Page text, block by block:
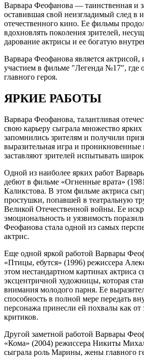
Варвара Феофанова — таинственная и
оставившая свой неизгладимый след в
отечественного кино. Ее фильмы
вдохновлять поколения зрителей,
дарование актрисы и ее богатую
Варвара Феофанова является актрисой,
участием в фильме "Легенда №17", где
главного героя.
ЯРКИЕ РАБОТЫ
Варвара Феофанова, талантливая
свою карьеру сыграла множество
запомнились зрителям и получили
выразительная игра и проникновенные
заставляют зрителей испытывать
Одной из наиболее ярких работ
дебют в фильме «Огненные врата»
Каликстова. В этом фильме актриса
простушки, попавшей в театральную
Великой Отечественной войны. Ее
эмоциональность и уязвимость
Феофанова стала одной из самых
актрис.
Еще одной яркой работой Варвары
«Птицы, ебутся» (1996) режиссера
этом нестандартном картинах актриса
эксцентричной художницы, которая
внимания молодого парня. Ее
способность в полной мере передать
персонажа принесли ей похвалы как от
критиков.
Другой заметной работой Варвары
«Кома» (2004) режиссера Никиты
сыграла роль Марины, жены главного